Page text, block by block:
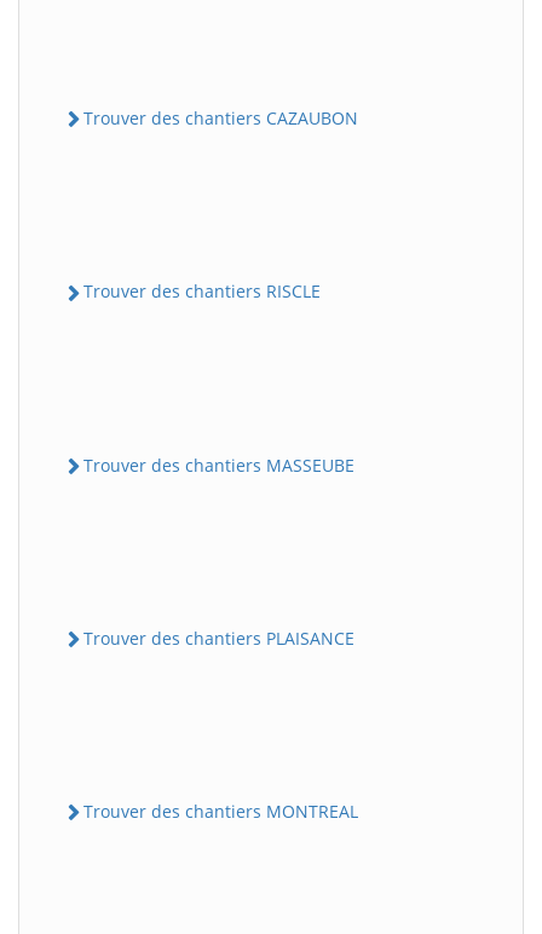
Trouver des chantiers CAZAUBON
Trouver des chantiers RISCLE
Trouver des chantiers MASSEUBE
Trouver des chantiers PLAISANCE
Trouver des chantiers MONTREAL